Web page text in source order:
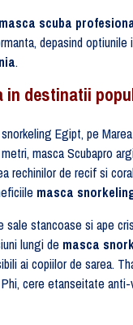
masca scuba
depasind optiunile
.
in destinatii
Egipt, pe
masca Scubapro
rechinilor de recif si
masca
sale stancoase si ape
lungi de masca
ai copiilor de sarea.
cere etanseitate